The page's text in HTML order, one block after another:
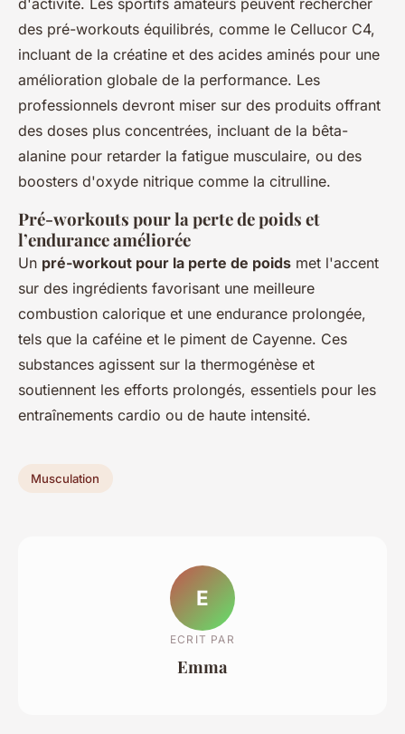
d'activité. Les sportifs amateurs peuvent rechercher
des pré-workouts équilibrés, comme le Cellucor C4,
incluant de la créatine et des acides aminés pour une
amélioration globale de la performance. Les
professionnels devront miser sur des produits offrant
des doses plus concentrées, incluant de la bêta-
alanine pour retarder la fatigue musculaire, ou des
boosters d'oxyde nitrique comme la citrulline.
Pré-workouts pour la perte de poids et
l’endurance améliorée
Un pré-workout pour la perte de poids met l'accent
sur des ingrédients favorisant une meilleure
combustion calorique et une endurance prolongée,
tels que la caféine et le piment de Cayenne. Ces
substances agissent sur la thermogénèse et
soutiennent les efforts prolongés, essentiels pour les
entraînements cardio ou de haute intensité.
Musculation
E
ECRIT PAR
Emma